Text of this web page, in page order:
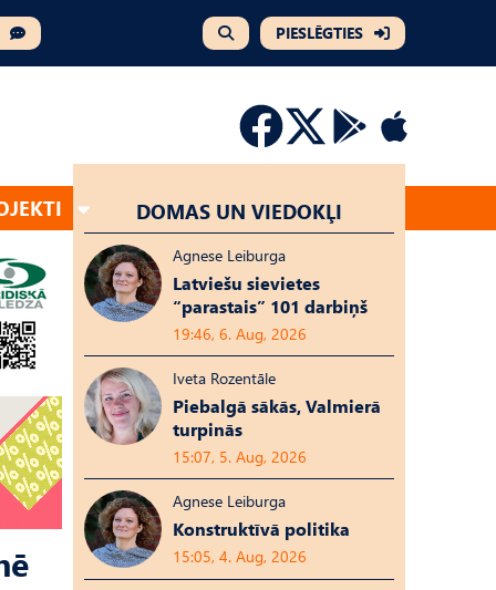
PIESLĒGTIES
DOMAS UN VIEDOKĻI
Agnese Leiburga
Latviešu sievietes
“parastais” 101 darbiņš
19:46, 6. Aug, 2026
Iveta Rozentāle
Piebalgā sākās, Valmierā
turpinās
15:07, 5. Aug, 2026
Agnese Leiburga
Konstruktīvā politika
15:05, 4. Aug, 2026